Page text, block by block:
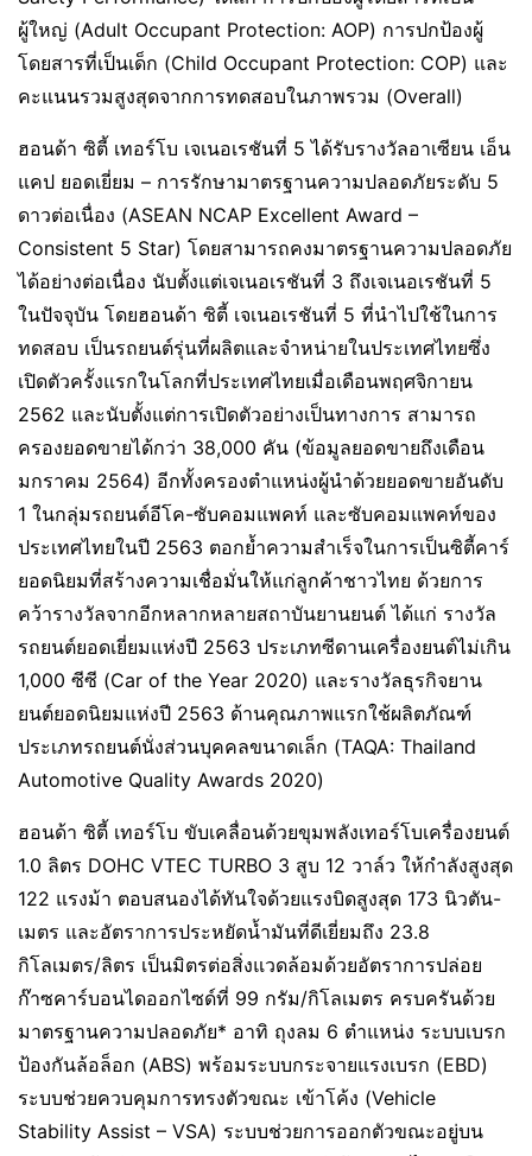
ผู้ใหญ่ (Adult Occupant Protection: AOP) การปกป้องผู้
โดยสารที่เป็นเด็ก (Child Occupant Protection: COP) และ
คะแนนรวมสูงสุดจากการทดสอบในภาพรวม (Overall)
ฮอนด้า ซิตี้ เทอร์โบ เจเนอเรชันที่ 5 ได้รับรางวัลอาเซียน เอ็น
แคป ยอดเยี่ยม – การรักษามาตรฐานความปลอดภัยระดับ 5
ดาวต่อเนื่อง (ASEAN NCAP Excellent Award –
Consistent 5 Star) โดยสามารถคงมาตรฐานความปลอดภัย
ได้อย่างต่อเนื่อง นับตั้งแต่เจเนอเรชันที่ 3 ถึงเจเนอเรชันที่ 5
ในปัจจุบัน โดยฮอนด้า ซิตี้ เจเนอเรชันที่ 5 ที่นำไปใช้ในการ
ทดสอบ เป็นรถยนต์รุ่นที่ผลิตและจำหน่ายในประเทศไทยซึ่ง
เปิดตัวครั้งแรกในโลกที่ประเทศไทยเมื่อเดือนพฤศจิกายน
2562 และนับตั้งแต่การเปิดตัวอย่างเป็นทางการ สามารถ
ครองยอดขายได้กว่า 38,000 คัน (ข้อมูลยอดขายถึงเดือน
มกราคม 2564) อีกทั้งครองตำแหน่งผู้นำด้วยยอดขายอันดับ
1 ในกลุ่มรถยนต์อีโค-ซับคอมแพคท์ และซับคอมแพคท์ของ
ประเทศไทยในปี 2563 ตอกย้ำความสำเร็จในการเป็นซิตี้คาร์
ยอดนิยมที่สร้างความเชื่อมั่นให้แก่ลูกค้าชาวไทย ด้วยการ
คว้ารางวัลจากอีกหลากหลายสถาบันยานยนต์ ได้แก่ รางวัล
รถยนต์ยอดเยี่ยมแห่งปี 2563 ประเภทซีดานเครื่องยนต์ไม่เกิน
1,000 ซีซี (Car of the Year 2020) และรางวัลธุรกิจยาน
ยนต์ยอดนิยมแห่งปี 2563 ด้านคุณภาพแรกใช้ผลิตภัณฑ์
ประเภทรถยนต์นั่งส่วนบุคคลขนาดเล็ก (TAQA: Thailand
Automotive Quality Awards 2020)
ฮอนด้า ซิตี้ เทอร์โบ ขับเคลื่อนด้วยขุมพลังเทอร์โบเครื่องยนต์
1.0 ลิตร DOHC VTEC TURBO 3 สูบ 12 วาล์ว ให้กำลังสูงสุด
122 แรงม้า ตอบสนองได้ทันใจด้วยแรงบิดสูงสุด 173 นิวตัน-
เมตร และอัตราการประหยัดน้ำมันที่ดีเยี่ยมถึง 23.8
กิโลเมตร/ลิตร เป็นมิตรต่อสิ่งแวดล้อมด้วยอัตราการปล่อย
ก๊าซคาร์บอนไดออกไซด์ที่ 99 กรัม/กิโลเมตร ครบครันด้วย
มาตรฐานความปลอดภัย* อาทิ ถุงลม 6 ตำแหน่ง ระบบเบรก
ป้องกันล้อล็อก (ABS) พร้อมระบบกระจายแรงเบรก (EBD)
ระบบช่วยควบคุมการทรงตัวขณะ เข้าโค้ง (Vehicle
Stability Assist – VSA) ระบบช่วยการออกตัวขณะอยู่บน